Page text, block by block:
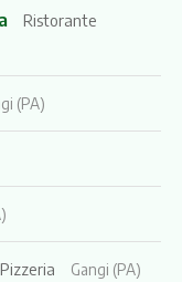
Ristorante
(PA)
Pizzeria Gangi (PA)